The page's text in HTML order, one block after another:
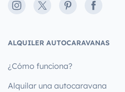
Instagram
X PinterestFacebook
ALQUILER AUTOCARAVANAS
¿Cómo funciona?
Alquilar una autocaravana